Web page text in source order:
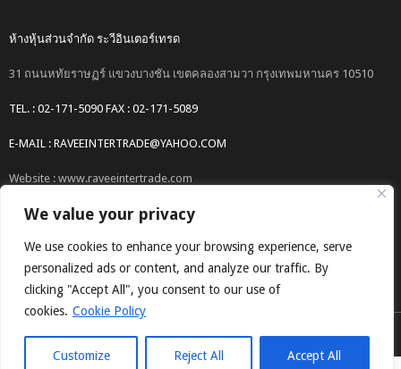
We value your privacy
We use cookies to enhance your browsing experience, serve
personalized ads or content, and analyze our traffic. By
clicking "Accept All", you consent to our use of
cookies. Cookie Policy
Customize Reject All Accept All
ห้างหุ้นส่วนจำกัด ระวีอินเตอร์เทรด
31 ถนนหทัยราษฏร์ แขวงบางชัน เขตคลองสามวา กรุงเทพมหานคร 10510
TEL. : 02-171-5090 FAX : 02-171-5089
E-MAIL : RAVEEINTERTRADE@YAHOO.COM
Website : www.raveeintertrade.com
COPYRIGHT © 2017 RAVEEINTERTRADE CO.,LTD.